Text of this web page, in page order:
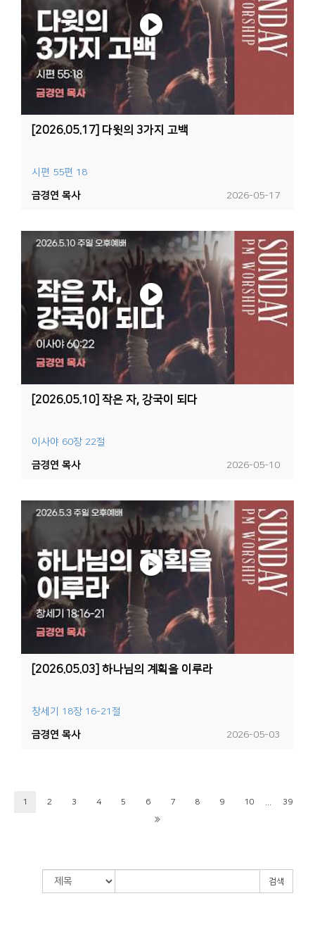
[2026.05.17] 다윗의 3가지 고백
시편 55편 18
2026-05-17
금경연 목사
[2026.05.10] 작은 자, 강국이 되다
이사야 60장 22절
2026-05-10
금경연 목사
[2026.05.03] 하나님의 계획을 이루라
창세기 18장 16-21절
2026-05-03
금경연 목사
1 2 3 4 5 6 7 8 9 10 ... 39
검색